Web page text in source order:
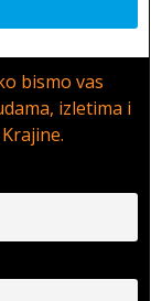
bismo vas
izletima i